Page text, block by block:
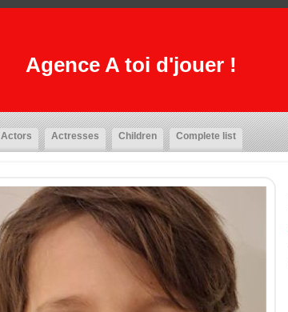
Agence A toi d'jouer !
Actors Actresses Children Complete list